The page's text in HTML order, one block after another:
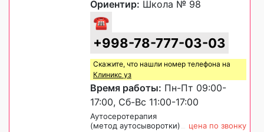
Ориентир: Школа № 98
☎
+998-78-777-03-03
Скажите, что нашли номер телефона на
Клиникс уз
Время работы: Пн-Пт 09:00-
17:00, Сб-Вс 11:00-17:00
Аутосеротерапия
(метод аутосыворотки)
цена по звонку